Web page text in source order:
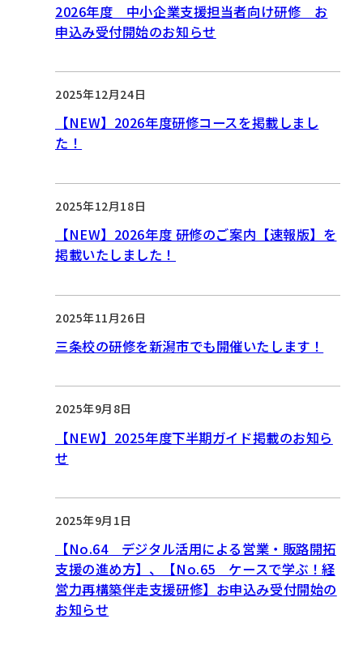
2026年度 中小企業支援担当者向け研修 お
申込み受付開始のお知らせ
2025年12月24日
【NEW】2026年度研修コースを掲載しまし
た！
2025年12月18日
【NEW】2026年度 研修のご案内【速報版】を
掲載いたしました！
2025年11月26日
三条校の研修を新潟市でも開催いたします！
2025年9月8日
【NEW】2025年度下半期ガイド掲載のお知ら
せ
2025年9月1日
【No.64 デジタル活用による営業・販路開拓
支援の進め方】、【No.65 ケースで学ぶ！経
営力再構築伴走支援研修】お申込み受付開始の
お知らせ